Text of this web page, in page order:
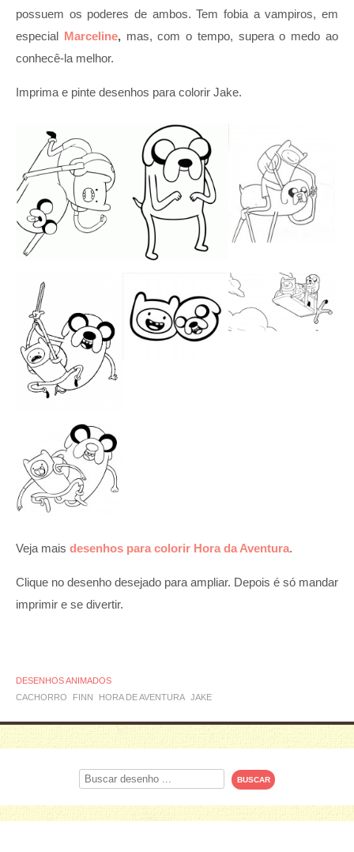
possuem os poderes de ambos. Tem fobia a vampiros, em
especial Marceline,mas, com o tempo, supera o medo ao
conhecê-la melhor.
Imprima e pinte desenhos para colorir Jake.
Veja mais desenhos para colorir Hora da Aventura.
Clique no desenho desejado para ampliar. Depois é só mandar
imprimir e se divertir.
DESENHOS ANIMADOS
CACHORRO
FINN HORA DE AVENTURA JAKE
Procurar